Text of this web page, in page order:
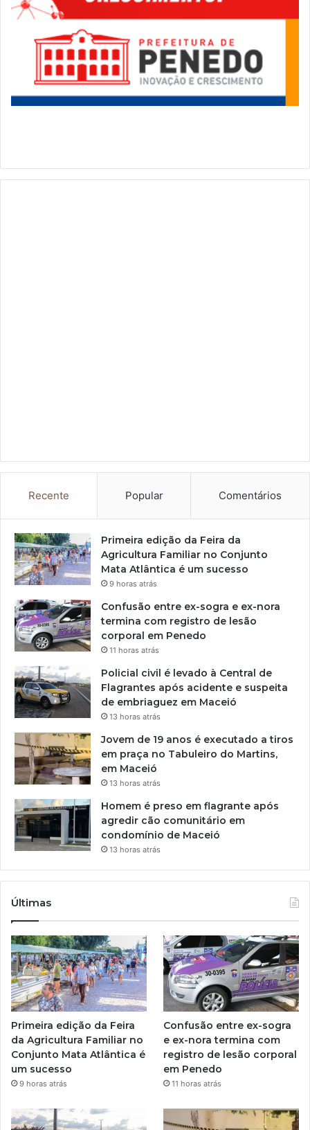
Recente Popular Comentários
Primeira edição da Feira da
Agricultura Familiar no Conjunto
Mata Atlântica é um sucesso
9 horas atrás
Confusão entre ex-sogra e ex-nora
termina com registro de lesão
corporal em Penedo
11 horas atrás
Policial civil é levado à Central de
Flagrantes após acidente e suspeita
de embriaguez em Maceió
13 horas atrás
Jovem de 19 anos é executado a tiros
em praça no Tabuleiro do Martins,
em Maceió
13 horas atrás
Homem é preso em flagrante após
agredir cão comunitário em
condomínio de Maceió
13 horas atrás
Últimas
Primeira edição da Feira
da Agricultura Familiar no
Conjunto Mata Atlântica é
um sucesso
9 horas atrás
Confusão entre ex-sogra
e ex-nora termina com
registro de lesão corporal
em Penedo
11 horas atrás